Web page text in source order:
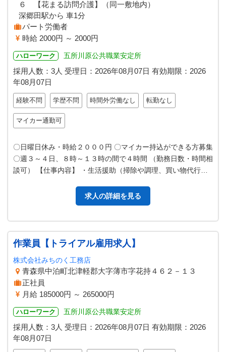
６ 【花まる訪問介護】（同一敷地内）
深郷田駅から 車1分
パート労働者
時給 2000円 ～ 2000円
ハローワーク 五所川原公共職業安定所
採用人数：3人 受理日： 2026年08月07日 有効期限： 2026
年08月07日
経験不問 学歴不問 時間外労働なし 転勤なし
マイカー通勤可
〇日曜日休み・時給２０００円 〇マイカー持込ができる方募集
〇週３～４日、８時～１３時の間で４時間 （勤務日数・時間相
談可） 【仕事内容】 ・生活援助（掃除や調理、買い物代行な
求人の詳細を見る
作業員【トライアル雇用求人】
株式会社みちのく工務店
青森県中泊町北津軽郡大字薄市字花持４６２－１３
正社員
月給 185000円 ～ 265000円
ハローワーク 五所川原公共職業安定所
採用人数：3人 受理日： 2026年08月07日 有効期限： 2026
年08月07日